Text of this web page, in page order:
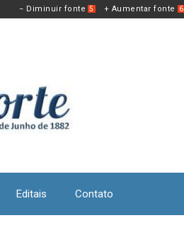
− Diminuir fonte 5 + Aumentar fonte 6
Editais Contato